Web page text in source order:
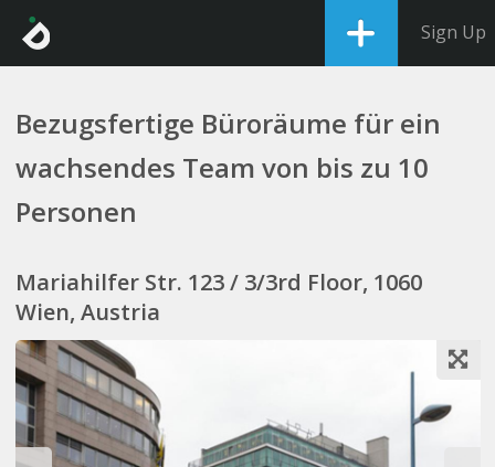
Sign Up
Bezugsfertige Büroräume für ein
wachsendes Team von bis zu 10
Personen
Mariahilfer Str. 123 / 3/3rd Floor, 1060
Wien, Austria